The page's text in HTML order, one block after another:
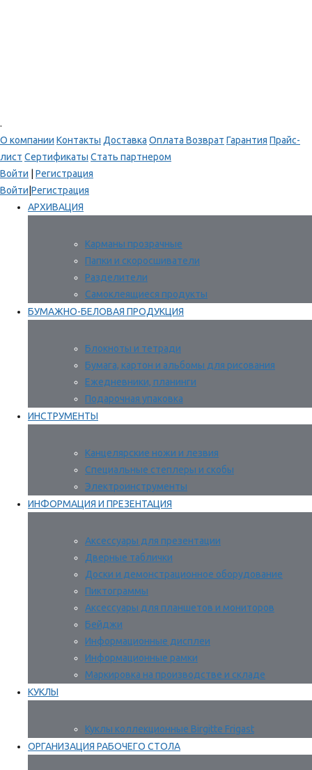
.
О компании Контакты Доставка Оплата Возврат Гарантия Прайс-
лист Сертификаты Стать партнером
Войти
Регистрация
Войти Регистрация
АРХИВАЦИЯ
Карманы прозрачные
Папки и скоросшиватели
Разделители
Самоклеящиеся продукты
БУМАЖНО-БЕЛОВАЯ ПРОДУКЦИЯ
Блокноты и тетради
Бумага, картон и альбомы для рисования
Ежедневники, планинги
Подарочная упаковка
ИНСТРУМЕНТЫ
Канцелярские ножи и лезвия
Специальные степлеры и скобы
Электроинструменты
ИНФОРМАЦИЯ И ПРЕЗЕНТАЦИЯ
Аксессуары для презентации
Дверные таблички
Доски и демонстрационное оборудование
Пиктограммы
Аксессуары для планшетов и мониторов
Бейджи
Информационные дисплеи
Информационные рамки
Маркировка на производстве и складе
КУКЛЫ
Куклы коллекционные Birgitte Frigast
ОРГАНИЗАЦИЯ РАБОЧЕГО СТОЛА